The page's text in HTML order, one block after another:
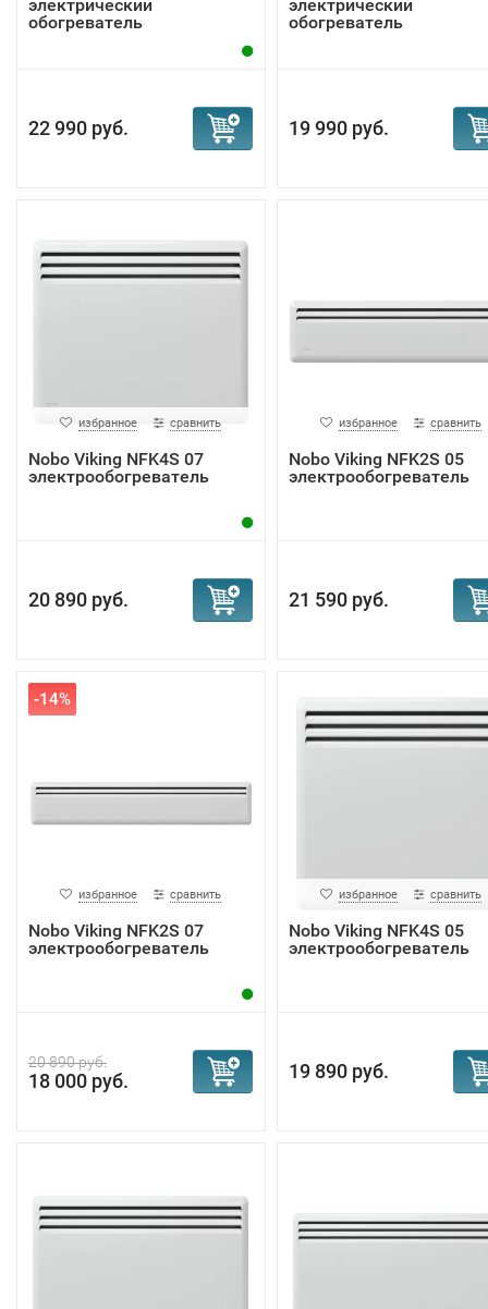
электрический
обогреватель
22 990 руб.
электрический
обогреватель
19 990 руб.
избранное сравнить
Nobo Viking NFK4S 07
электрообогреватель
20 890 руб.
избранное сравнить
Nobo Viking NFK2S 05
электрообогреватель
21 590 руб.
-14%
избранное сравнить
Nobo Viking NFK2S 07
электрообогреватель
20 890 руб.
18 000 руб.
избранное сравнить
Nobo Viking NFK4S 05
электрообогреватель
19 890 руб.